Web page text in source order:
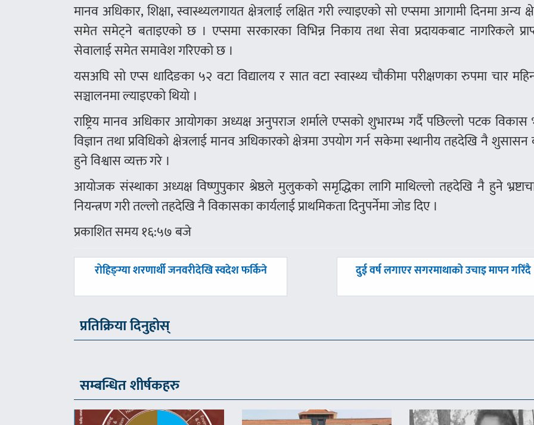
मानव अधिकार, शिक्षा, स्वास्थ्यलगायत क्षेत्रलाई लक्षित गरी ल्याइएको सो एप्समा आगामी दिनमा अन्य
समेत समेट्ने बताइएको छ । एप्समा सरकारका विभिन्न निकाय तथा सेवा प्रदायकबाट नागरिकले
सेवालाई समेत समावेश गरिएको छ ।
यसअघि सो एप्स धादिङका ५२ वटा विद्यालय र सात वटा स्वास्थ्य चौकीमा परीक्षणका रुपमा चार
सञ्चालनमा ल्याइएको थियो ।
राष्ट्रिय मानव अधिकार आयोगका अध्यक्ष अनुपराज शर्माले एप्सको शुभारम्भ गर्दै पछिल्लो पटक
विज्ञान तथा प्रविधिको क्षेत्रलाई मानव अधिकारको क्षेत्रमा उपयोग गर्न सकेमा स्थानीय तहदेखि नै
हुने विश्वास व्यक्त गरे ।
आयोजक संस्थाका अध्यक्ष विष्णुपुकार श्रेष्ठले मुलुकको समृद्धिका लागि माथिल्लो तहदेखि नै हुने
नियन्त्रण गरी तल्लो तहदेखि नै विकासका कार्यलाई प्राथमिकता दिनुपर्नेमा जोड दिए ।
प्रकाशित समय १६:५७ बजे
पछिल्लाे
रोहिङ्ग्या शरणार्थी जनवरीदेखि स्वदेश फर्किने
अघिल्लाे
दुई वर्ष लगाएर सगरमाथाको उचाइ मापन गरिँदै
प्रतिक्रिया दिनुहोस्
सम्बन्धित शीर्षकहरु